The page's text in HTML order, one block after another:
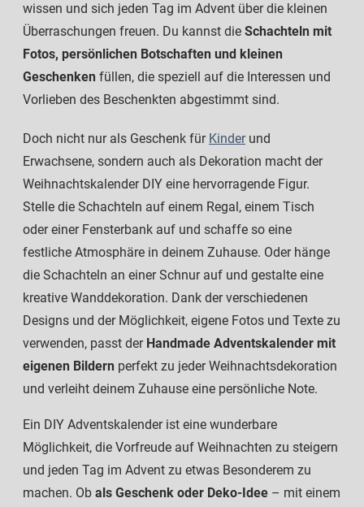
wissen und sich jeden Tag im Advent über die kleinen
Überraschungen freuen. Du kannst die Schachteln mit
Fotos, persönlichen Botschaften und kleinen
Geschenken füllen, die speziell auf die Interessen und
Vorlieben des Beschenkten abgestimmt sind.
Doch nicht nur als Geschenk für Kinderund
Erwachsene, sondern auch als Dekoration macht der
Weihnachtskalender DIY eine hervorragende Figur.
Stelle die Schachteln auf einem Regal, einem Tisch
oder einer Fensterbank auf und schaffe so eine
festliche Atmosphäre in deinem Zuhause. Oder hänge
die Schachteln an einer Schnur auf und gestalte eine
kreative Wanddekoration. Dank der verschiedenen
Designs und der Möglichkeit, eigene Fotos und Texte zu
verwenden, passt der Handmade Adventskalender mit
eigenen Bildern perfekt zu jeder Weihnachtsdekoration
und verleiht deinem Zuhause eine persönliche Note.
Ein DIY Adventskalender ist eine wunderbare
Möglichkeit, die Vorfreude auf Weihnachten zu steigern
und jeden Tag im Advent zu etwas Besonderem zu
machen. Ob als Geschenk oder Deko-Idee – mit einem